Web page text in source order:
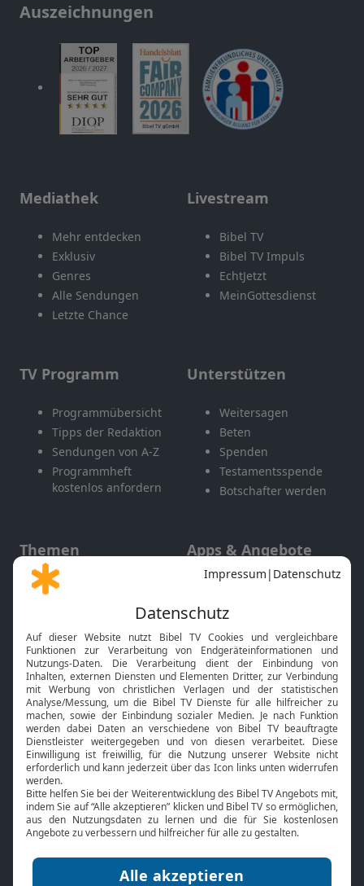
Auszeichnungen
Mediathek
Mehr entdecken
Exklusiv
Genres
Alle Sendungen
Letzte Chance
Livestream
Bibel TV
Bibel TV Impuls
EchtJetzt
MeinGottesdienst
TV Programm
Programmübersicht
Tipps der Redaktion
Sendungen von A-Z
Programmheft
kostenlos anfordern
Unterstützen
Weitersagen
Beten
Spenden
Testamentsspende
Botschafter werden
Themen
Gott und Bibel erklärt
Neuigkeiten
Apps & Angebote
Mobile App
Smart TV
HbbTV
Bibelthek Online-Bibel
Nächster Gottesdienst
Bibel TV
Über uns
Jobs
Mediadaten
Service
Kontakt
TV-Empfang